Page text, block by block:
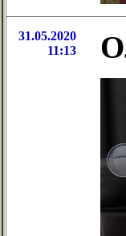
31.05.2020
11:13